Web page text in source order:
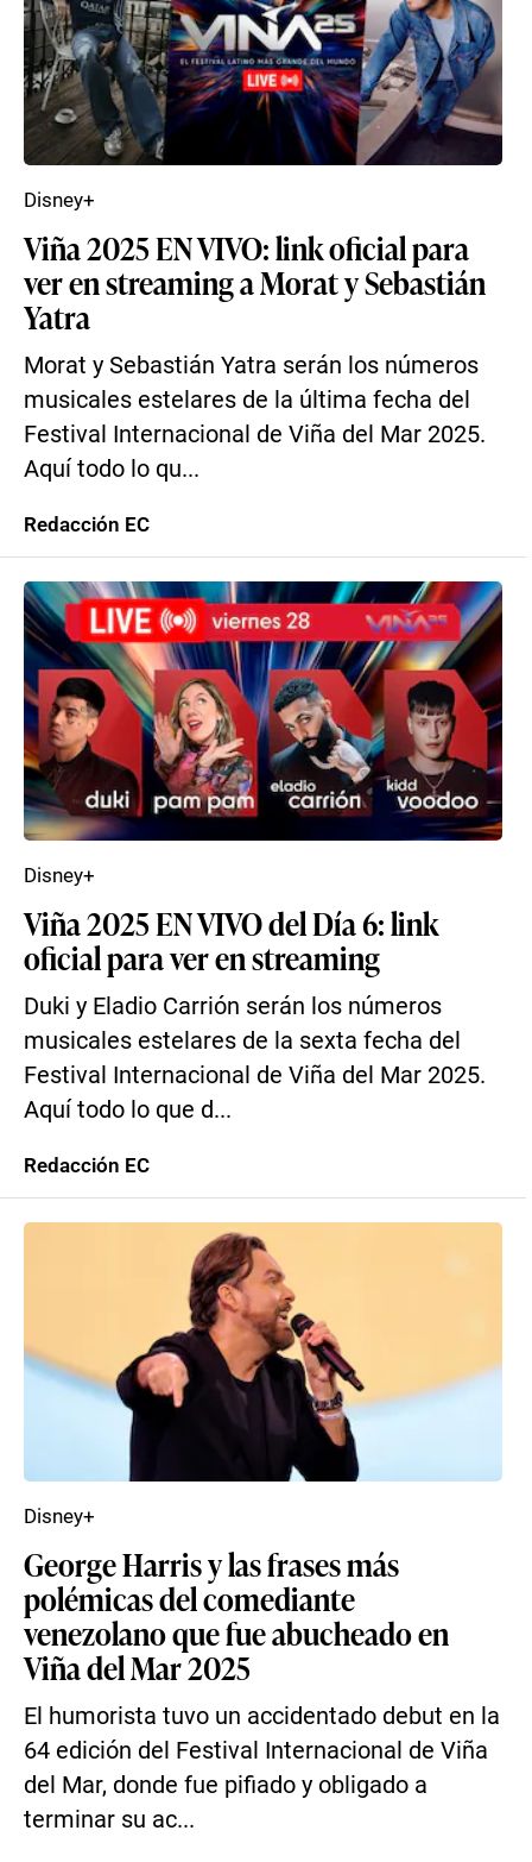
Viña 2025 EN VIVO: link oficial para
ver en streaming a Morat y Sebastián
Yatra
Morat y Sebastián Yatra serán los números
musicales estelares de la última fecha del
Festival Internacional de Viña del Mar 2025.
Aquí todo lo qu...
Disney+
Redacción EC
Viña 2025 EN VIVO del Día 6: link
oficial para ver en streaming
Duki y Eladio Carrión serán los números
musicales estelares de la sexta fecha del
Festival Internacional de Viña del Mar 2025.
Aquí todo lo que d...
Disney+
Redacción EC
George Harris y las frases más
polémicas del comediante
venezolano que fue abucheado en
Viña del Mar 2025
El humorista tuvo un accidentado debut en la
64 edición del Festival Internacional de Viña
del Mar, donde fue pifiado y obligado a
terminar su ac...
Disney+